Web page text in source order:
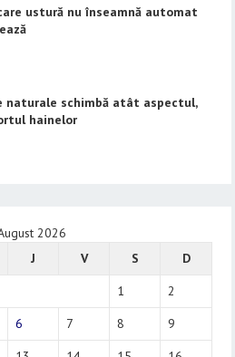
ustură nu înseamnă automat
naturale schimbă atât aspectul,
hainelor
2026
J V S
D
1
2
6 7 8
9